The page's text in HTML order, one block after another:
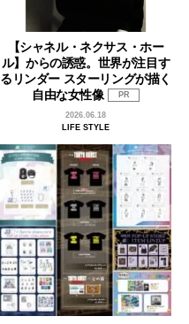
【シャネル・ネクサス・ホー
ル】からの誘惑。世界が注目す
るリンダー スターリングが描く
自由な女性像
PR
2026.06.18
LIFE STYLE